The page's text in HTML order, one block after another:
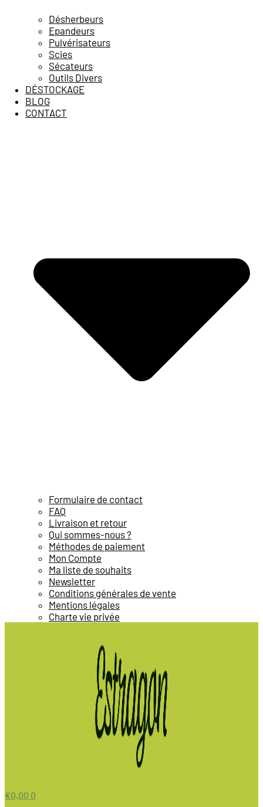
Désherbeurs
Epandeurs
Pulvérisateurs
Scies
Sécateurs
Outils Divers
DÉSTOCKAGE
BLOG
CONTACT
Formulaire de contact
FAQ
Livraison et retour
Qui sommes-nous ?
Méthodes de paiement
Mon Compte
Ma liste de souhaits
Newsletter
Conditions générales de vente
Mentions légales
Charte vie privée
€0,00 0